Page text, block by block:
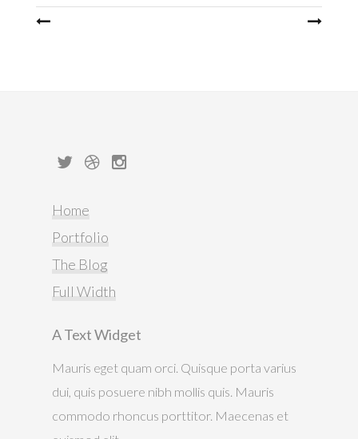
Post
Home
Portfolio
The Blog
Full Width
A Text Widget
Mauris eget quam orci. Quisque porta varius
dui, quis posuere nibh mollis quis. Mauris
commodo rhoncus porttitor. Maecenas et